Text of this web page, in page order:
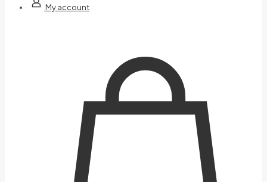
My account